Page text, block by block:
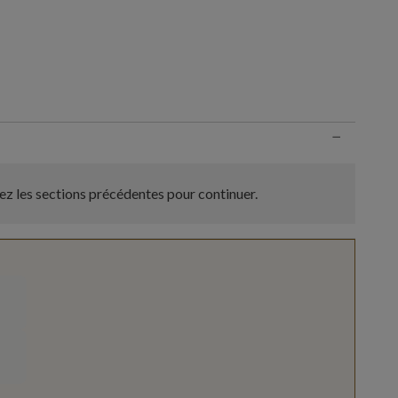
−
les sections précédentes pour continuer.